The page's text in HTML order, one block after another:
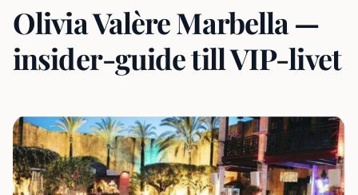
Olivia Valère Marbella —
insider-guide till VIP-livet